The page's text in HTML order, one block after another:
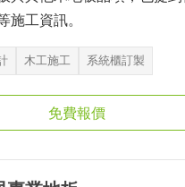
施工資訊。
木工施工 系統櫃訂製
免費報價